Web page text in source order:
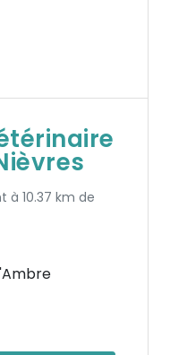
à 10.37 km de